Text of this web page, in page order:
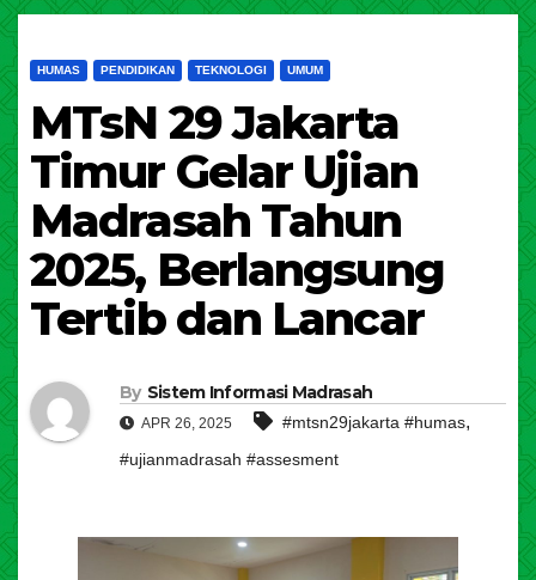
HUMAS PENDIDIKAN TEKNOLOGI UMUM
MTsN 29 Jakarta
Timur Gelar Ujian
Madrasah Tahun
2025, Berlangsung
Tertib dan Lancar
By Sistem Informasi Madrasah
APR 26, 2025 #mtsn29jakarta #humas,
#ujianmadrasah #assesment